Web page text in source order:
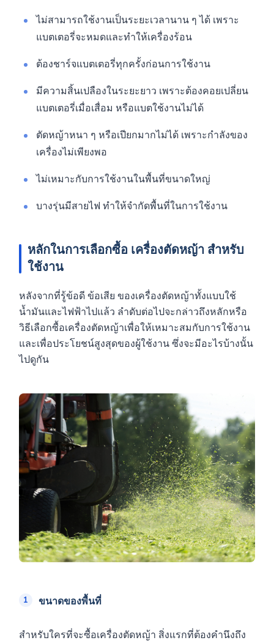
ไม่สามารถใช้งานเป็นระยะเวลานาน ๆ ได้ เพราะ
แบตเตอรี่จะหมดและทำให้เครื่องร้อน
ต้องชาร์จแบตเตอรี่ทุกครั้งก่อนการใช้งาน
มีความสิ้นเปลืองในระยะยาว เพราะต้องคอยเปลี่ยน
แบตเตอรี่เมื่อเสื่อม หรือแบตใช้งานไม่ได้
ตัดหญ้าหนา ๆ หรือเปียกมากไม่ได้ เพราะกำลังของ
เครื่องไม่เพียงพอ
ไม่เหมาะกับการใช้งานในพื้นที่ขนาดใหญ่
บางรุ่นมีสายไฟ ทำให้จำกัดพื้นที่ในการใช้งาน
หลักในการเลือกซื้อ เครื่องตัดหญ้า สำหรับ
ใช้งาน
หลังจากที่รู้ข้อดี ข้อเสีย ของเครื่องตัดหญ้าทั้งแบบใช้
น้ำมันและไฟฟ้าไปแล้ว ลำดับต่อไปจะกล่าวถึงหลักหรือ
วิธีเลือกซื้อเครื่องตัดหญ้าเพื่อให้เหมาะสมกับการใช้งาน
และเพื่อประโยชน์สูงสุดของผู้ใช้งาน ซึ่งจะมีอะไรบ้างนั้น
ไปดูกัน
ขนาดของพื้นที่
สำหรับใครที่จะซื้อเครื่องตัดหญ้า สิ่งแรกที่ต้องคำนึงถึง